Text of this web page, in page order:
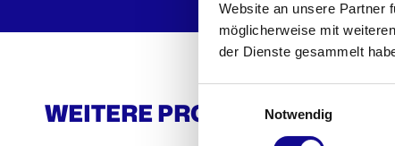
Website an unsere Partner
möglicherweise mit
der Dienste gesammelt
Notwendig
WEITERE PRODUKTE AUS